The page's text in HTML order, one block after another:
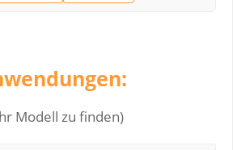
Modell zu finden)